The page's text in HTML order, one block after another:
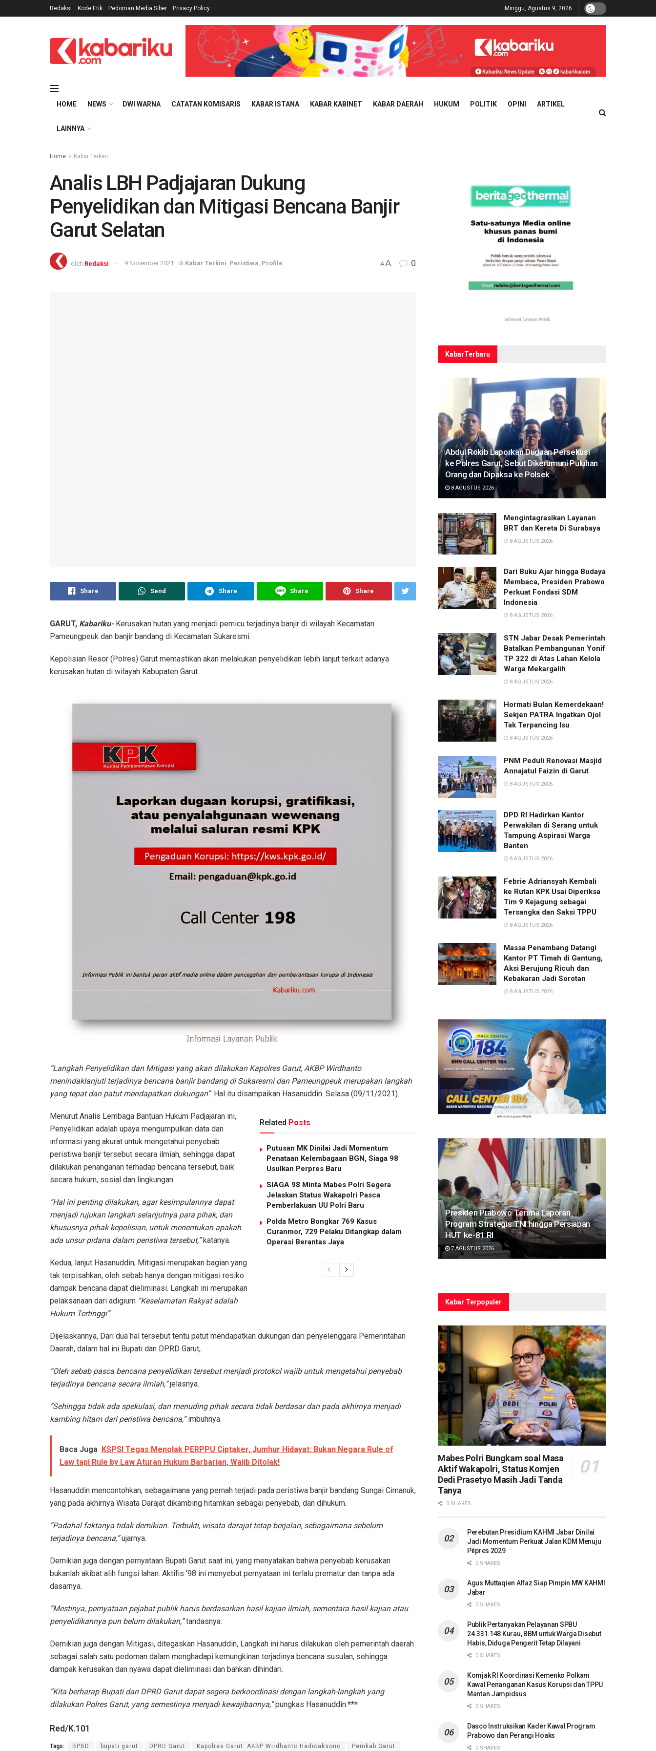
Redaksi Kode Etik Pedoman Media Siber Privacy Policy Minggu, Agustus 9, 2026
HOME NEWS DWI WARNA CATATAN KOMISARIS KABAR ISTANA KABAR KABINET KABAR DAERAH HUKUM POLITIK OPINI ARTIKEL
LAINNYA
Home Kabar Terkini
Analis LBH Padjajaran Dukung
Penyelidikan dan Mitigasi Bencana Banjir
Garut Selatan
oleh Redaksi 9 November 2021 di Kabar Terkini, Peristiwa, Profile AA 0
Share Send Share Share Share
GARUT, Kabariku-Kerusakan hutan yang menjadi pemicu terjadinya banjir di wilayah Kecamatan
Pameungpeuk dan banjir bandang di Kecamatan Sukaresmi.
Kepolisian Resor (Polres) Garut memastikan akan melakukan penyelidikan lebih lanjut terkait adanya
kerusakan hutan di wilayah Kabupaten Garut.
“Langkah Penyelidikan dan Mitigasi yang akan dilakukan Kapolres Garut, AKBP Wirdhanto
menindaklanjuti terjadinya bencana banjir bandang di Sukaresmi dan Pameungpeuk merupakan langkah
yang tepat dan patut mendapatkan dukungan”. Hal itu disampaikan Hasanuddin. Selasa (09/11/2021).
Related Posts
Putusan MK Dinilai Jadi Momentum
Penataan Kelembagaan BGN, Siaga 98
Usulkan Perpres Baru
SIAGA 98 Minta Mabes Polri Segera
Jelaskan Status Wakapolri Pasca
Pemberlakuan UU Polri Baru
Polda Metro Bongkar 769 Kasus
Curanmor, 729 Pelaku Ditangkap dalam
Operasi Berantas Jaya
Menurut Analis Lembaga Bantuan Hukum Padjajaran ini,
Penyelidikan adalah upaya mengumpulkan data dan
informasi yang akurat untuk mengetahui penyebab
peristiwa banjir tersebut secara ilmiah, sehingga dapat
dilakukan penanganan terhadap bencana tersebut, baik
secara hukum, sosial dan lingkungan.
“Hal ini penting dilakukan, agar kesimpulannya dapat
menjadi rujukan langkah selanjutnya para pihak, dan
khususnya pihak kepolisian, untuk menentukan apakah
ada unsur pidana dalam peristiwa tersebut,”katanya.
Kedua, lanjut Hasanuddin, Mitigasi merupakan bagian yang
tak terpisahkan, oleh sebab hanya dengan mitigasi resiko
dampak bencana dapat dieliminasi. Langkah ini merupakan
pelaksanaan dari adigium “Keselamatan Rakyat adalah
Hukum Tertinggi”.
Dijelaskannya, Dari dua hal tersebut tentu patut mendapatkan dukungan dari penyelenggara Pemerintahan
Daerah, dalam hal ini Bupati dan DPRD Garut,.
“Oleh sebab pasca bencana penyelidikan tersebut menjadi protokol wajib untuk mengetahui penyebab
terjadinya bencana secara ilmiah,”jelasnya.
“Sehingga tidak ada spekulasi, dan menuding pihak secara tidak berdasar dan pada akhirnya menjadi
kambing hitam dari peristiwa bencana,”imbuhnya.
Baca Juga KSPSI Tegas Menolak PERPPU Ciptaker, Jumhur Hidayat: Bukan Negara Rule of
Law tapi Rule by Law Aturan Hukum Barbarian, Wajib Ditolak!
Hasanuddin mencontohkan, sebagaimana yang pernah terjadi pada peristiwa banjir bandang Sungai Cimanuk,
yang pada akhirnya Wisata Darajat dikambing hitamkan sebagai penyebab, dan dihukum.
“Padahal faktanya tidak demikian. Terbukti, wisata darajat tetap berjalan, sebagaimana sebelum
terjadinya bencana,”ujarnya.
Demikian juga dengan pernyataan Bupati Garut saat ini, yang menyatakan bahwa penyebab kerusakan
bukanlah akibat alih fungsi lahan. Aktifis ’98 ini menyebut pernyataan ini terlalu prematur dan tanpa ada
dasarnya.
“Mestinya, pernyataan pejabat publik harus berdasarkan hasil kajian ilmiah, sementara hasil kajian atau
penyelidikannya pun belum dilakukan,”tandasnya.
Demikian juga dengan Mitigasi, ditegaskan Hasanuddin, Langkah ini harus dilakukan oleh pemerintah daerah
sebagai salah satu pedoman dalam menghadapi kemungkinan terjadinya bencana susulan, sehingga
dampak kerusakan dan nyawa dapat dieliminasi dan bahkan dihindari.
“Kita berharap Bupati dan DPRD Garut dapat segera berkoordinasi dengan langkah-langkah yang
dilakukan Polres Garut, yang semestinya menjadi kewajibannya,”pungkas Hasanuddin.***
Red/K.101
Tags: BPBD bupati garut DPRD Garut Kapolres Garut AKBP Wirdhanto Hadicaksono Pemkab Garut
KabarTerbaru
Abdul Rokib Laporkan Dugaan Persekusi
ke Polres Garut, Sebut Dikerumuni Puluhan
Orang dan Dipaksa ke Polsek
8 AGUSTUS 2026
Mengintagrasikan Layanan
BRT dan Kereta Di Surabaya
8 AGUSTUS 2026
Dari Buku Ajar hingga Budaya
Membaca, Presiden Prabowo
Perkuat Fondasi SDM
Indonesia
8 AGUSTUS 2026
STN Jabar Desak Pemerintah
Batalkan Pembangunan Yonif
TP 322 di Atas Lahan Kelola
Warga Mekargalih
8 AGUSTUS 2026
Hormati Bulan Kemerdekaan!
Sekjen PATRA Ingatkan Ojol
Tak Terpancing Isu
8 AGUSTUS 2026
PNM Peduli Renovasi Masjid
Annajatul Faizin di Garut
8 AGUSTUS 2026
DPD RI Hadirkan Kantor
Perwakilan di Serang untuk
Tampung Aspirasi Warga
Banten
8 AGUSTUS 2026
Febrie Adriansyah Kembali
ke Rutan KPK Usai Diperiksa
Tim 9 Kejagung sebagai
Tersangka dan Saksi TPPU
8 AGUSTUS 2026
Massa Penambang Datangi
Kantor PT Timah di Gantung,
Aksi Berujung Ricuh dan
Kebakaran Jadi Sorotan
8 AGUSTUS 2026
Presiden Prabowo Terima Laporan
Program Strategis TNI hingga Persiapan
HUT ke-81 RI
7 AGUSTUS 2026
Kabar Terpopuler
Mabes Polri Bungkam soal Masa
Aktif Wakapolri, Status Komjen
Dedi Prasetyo Masih Jadi Tanda
Tanya
0 SHARES
Perebutan Presidium KAHMI Jabar Dinilai
Jadi Momentum Perkuat Jalan KDM Menuju
Pilpres 2029
0 SHARES
Agus Muttaqien Alfaz Siap Pimpin MW KAHMI
Jabar
0 SHARES
Publik Pertanyakan Pelayanan SPBU
24.331.148 Kurau, BBM untuk Warga Disebut
Habis, Diduga Pengerit Tetap Dilayani
0 SHARES
Komjak RI Koordinasi Kemenko Polkam
Kawal Penanganan Kasus Korupsi dan TPPU
Mantan Jampidsus
0 SHARES
Dasco Instruksikan Kader Kawal Program
Prabowo dan Perangi Hoaks
0 SHARES